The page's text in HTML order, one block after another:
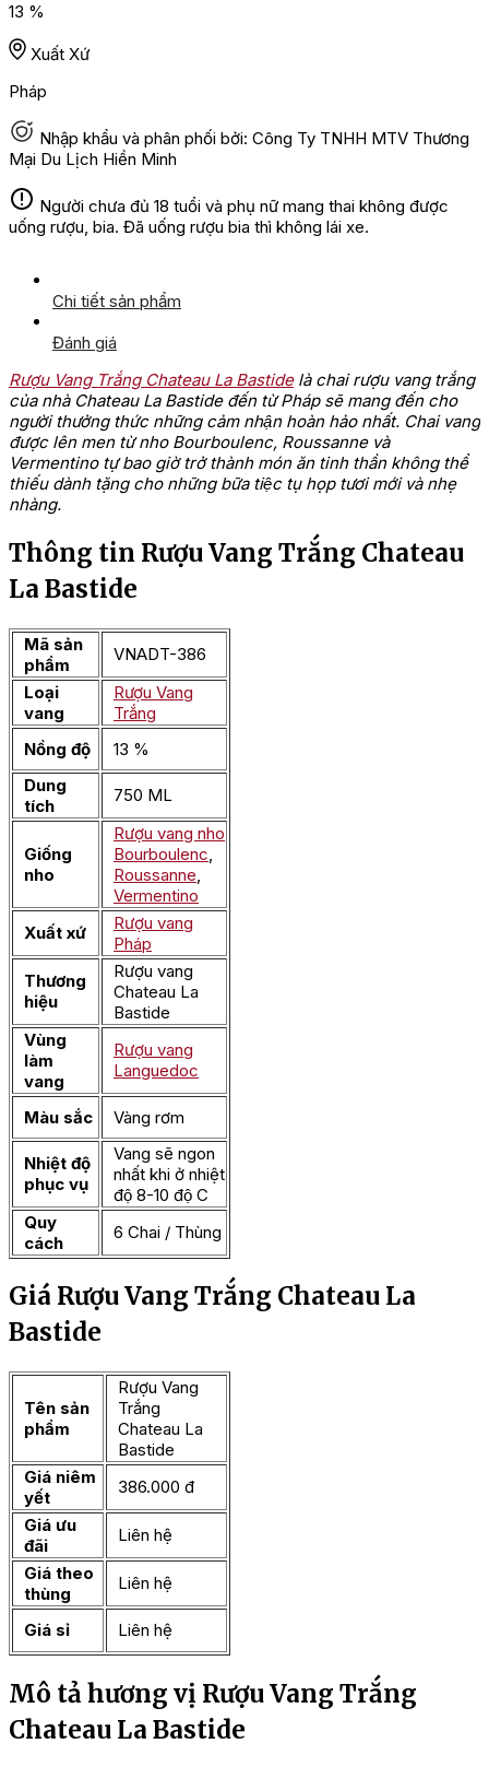
13 %
Xuất Xứ
Pháp
Nhập khẩu và phân phối bởi: Công Ty TNHH MTV Thương
Mại Du Lịch Hiền Minh
Người chưa đủ 18 tuổi và phụ nữ mang thai không được
uống rượu, bia. Đã uống rượu bia thì không lái xe.
Chi tiết sản phẩm
Đánh giá
Rượu Vang Trắng Chateau La Bastidelà chai rượu vang trắng
của nhà Chateau La Bastide đến từ Pháp sẽ mang đến cho
người thưởng thức những cảm nhận hoàn hảo nhất. Chai vang
được lên men từ nho Bourboulenc, Roussanne và
Vermentino tự bao giờ trở thành món ăn tinh thần không thể
thiếu dành tặng cho những bữa tiệc tụ họp tươi mới và nhẹ
nhàng.
Thông tin Rượu Vang Trắng Chateau
La Bastide
Mã sản
phẩm
VNADT-386
Loại
vang
Rượu Vang
Trắng
Nồng độ
13 %
Dung
tích
750 ML
Giống
nho
Rượu vang nho
Bourboulenc
Roussanne
Vermentino
Xuất xứ
Rượu vang
Pháp
Thương
hiệu
Rượu vang
Chateau La
Bastide
Vùng
làm
vang
Rượu vang
Languedoc
Màu sắc Vàng rơm
Nhiệt độ
phục vụ
Vang sẽ ngon
nhất khi ở nhiệt
độ 8-10 độ C
Quy
cách
6 Chai / Thùng
Giá Rượu Vang Trắng Chateau La
Bastide
Tên sản
phẩm
Rượu Vang
Trắng
Chateau La
Bastide
Giá niêm
yết
386.000 đ
Giá ưu
đãi
Liên hệ
Giá theo
thùng
Liên hệ
Giá sỉ Liên hệ
Mô tả hương vị Rượu Vang Trắng
Chateau La Bastide